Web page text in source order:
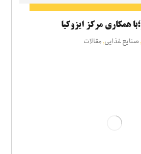
همکاری مرکز ایزوکیا
,صنایع غذایی,مقالات